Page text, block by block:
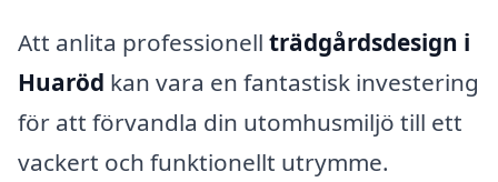
Att anlita professionell trädgårdsdesign i
Huaröd kan vara en fantastisk investering
för att förvandla din utomhusmiljö till ett
vackert och funktionellt utrymme.